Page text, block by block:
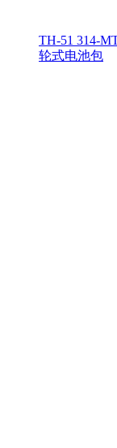
TH-51 314-
轮式电池包